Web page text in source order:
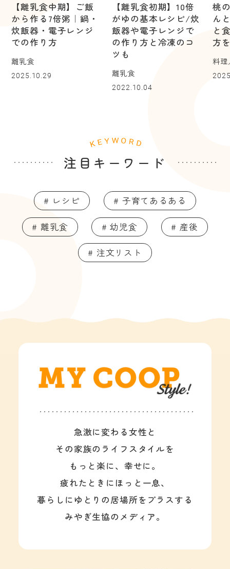
【離乳食中期】ご飯
から作る7倍粥｜鍋・
炊飯器・電子レンジ
での作り方
離乳食
2025.10.29
【離乳食初期】10倍
がゆの基本レシピ/炊
飯器や電子レンジで
の作り方と冷凍のコ
ツも
離乳食
2022.10.04
桃
ん
と
方
料
注目キーワード
# レシピ # 子育てあるある
# 離乳食 # 幼児食 # 産後
# 注文リスト
急激に変わる女性と
その家族のライフスタイルを
もっと楽に、幸せに。
疲れたときにほっと一息、
暮らしにゆとりの居場所をプラスする
みやぎ生協のメディア。